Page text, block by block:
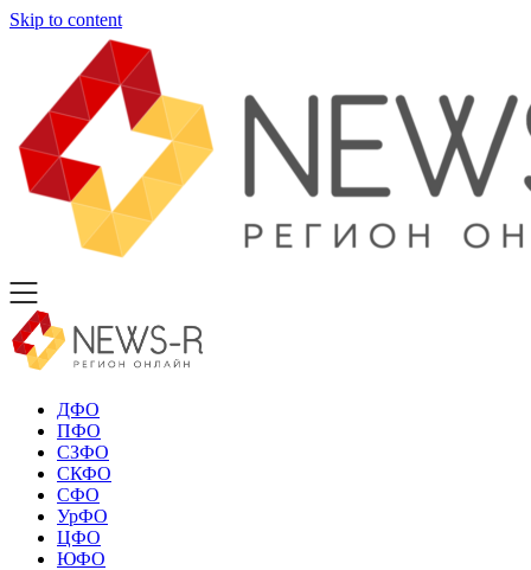
Skip to content
ДФО
ПФО
СЗФО
СКФО
СФО
УрФО
ЦФО
ЮФО